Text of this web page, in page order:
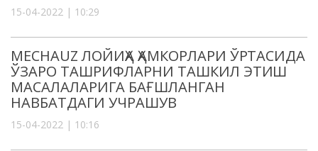
15-04-2022 | 10:29
MECHAUZ ЛОЙИҲА ҲАМКОРЛАРИ ЎРТАСИДА
ЎЗАРО ТАШРИФЛАРНИ ТАШКИЛ ЭТИШ
МАСАЛАЛАРИГА БАҒШЛАНГАН
НАВБАТДАГИ УЧРАШУВ
15-04-2022 | 10:16